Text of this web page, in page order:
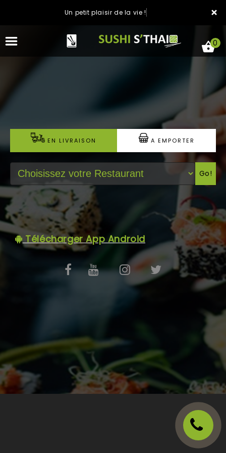
×
Un petit plaisir de la vie !
LA CARTE
NOTRE RESTAURANT
VOS AVIS
MENTIONS LÉGALES
C.G.V
0
EN LIVRAISON A EMPORTER
Go!
Télécharger App Android